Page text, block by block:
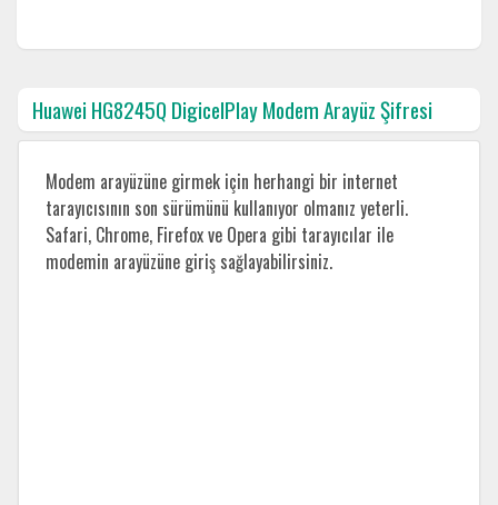
Huawei HG8245Q DigicelPlay Modem Arayüz Şifresi
Modem arayüzüne girmek için herhangi bir internet
tarayıcısının son sürümünü kullanıyor olmanız yeterli.
Safari, Chrome, Firefox ve Opera gibi tarayıcılar ile
modemin arayüzüne giriş sağlayabilirsiniz.